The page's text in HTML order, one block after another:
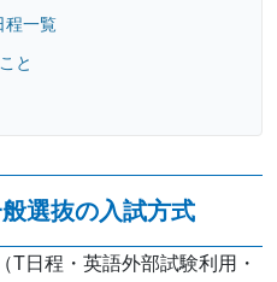
程一覧
と
選抜の入試方式
T日程・英語外部試験利用・